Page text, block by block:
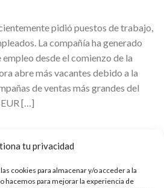
tu privacidad
cookies para almacenar y/o acceder a la
hacemos para mejorar la experiencia de
pidió puestos de trabajo,
La compañía ha generado
desde el comienzo de la
abre más vacantes debido a la
de ventas más grandes del
[…]